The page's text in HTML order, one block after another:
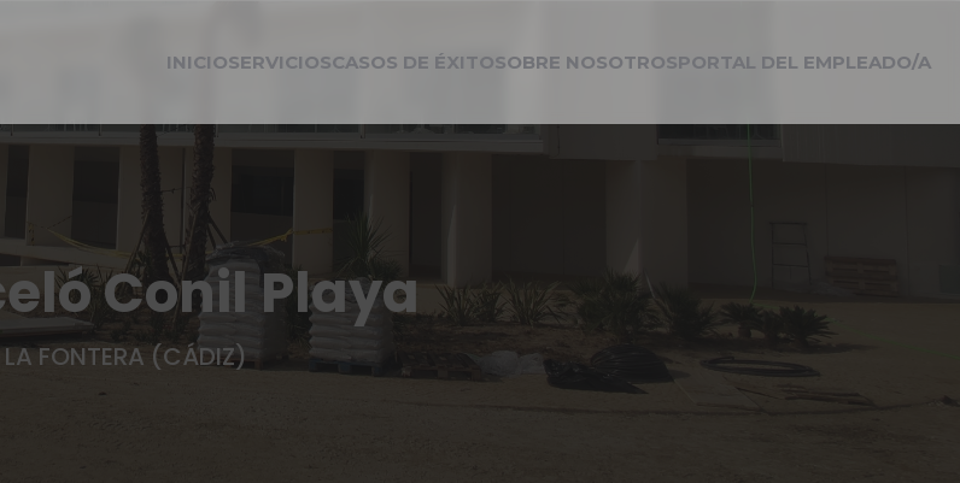
INICIOSERVICIOSCASOS DE ÉXITOSOBRE NOSOTROSPORTAL DEL EMPLEADO/A
Conil Playa
LA FONTERA (CÁDIZ)